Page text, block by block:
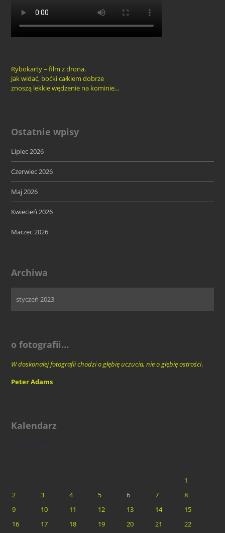
Rybokarty – film z drona.
Jak widać, boćki całkiem dobrze
znoszą lekkie wędzenie na kominie…
Ostatnie wpisy
Lipiec 2026
Czerwiec 2026
Maj 2026
Kwiecień 2026
Marzec 2026
Archiwa
o fotografii…
W doskonałej fotografii chodzi o głębię uczucia, nie o głębię ostrości.
Peter Adams
Kalendarz
styczeń 2023
P W Ś C P S
N
1
2
3 4 5 6 7
8
9
10 11 12 13 14
15
16
17 18 19 20 21 22